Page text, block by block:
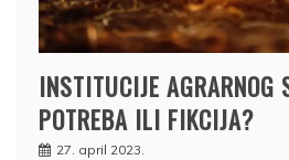
INSTITUCIJE
POTREBA ILI FIKCIJA?
27. april 2023.